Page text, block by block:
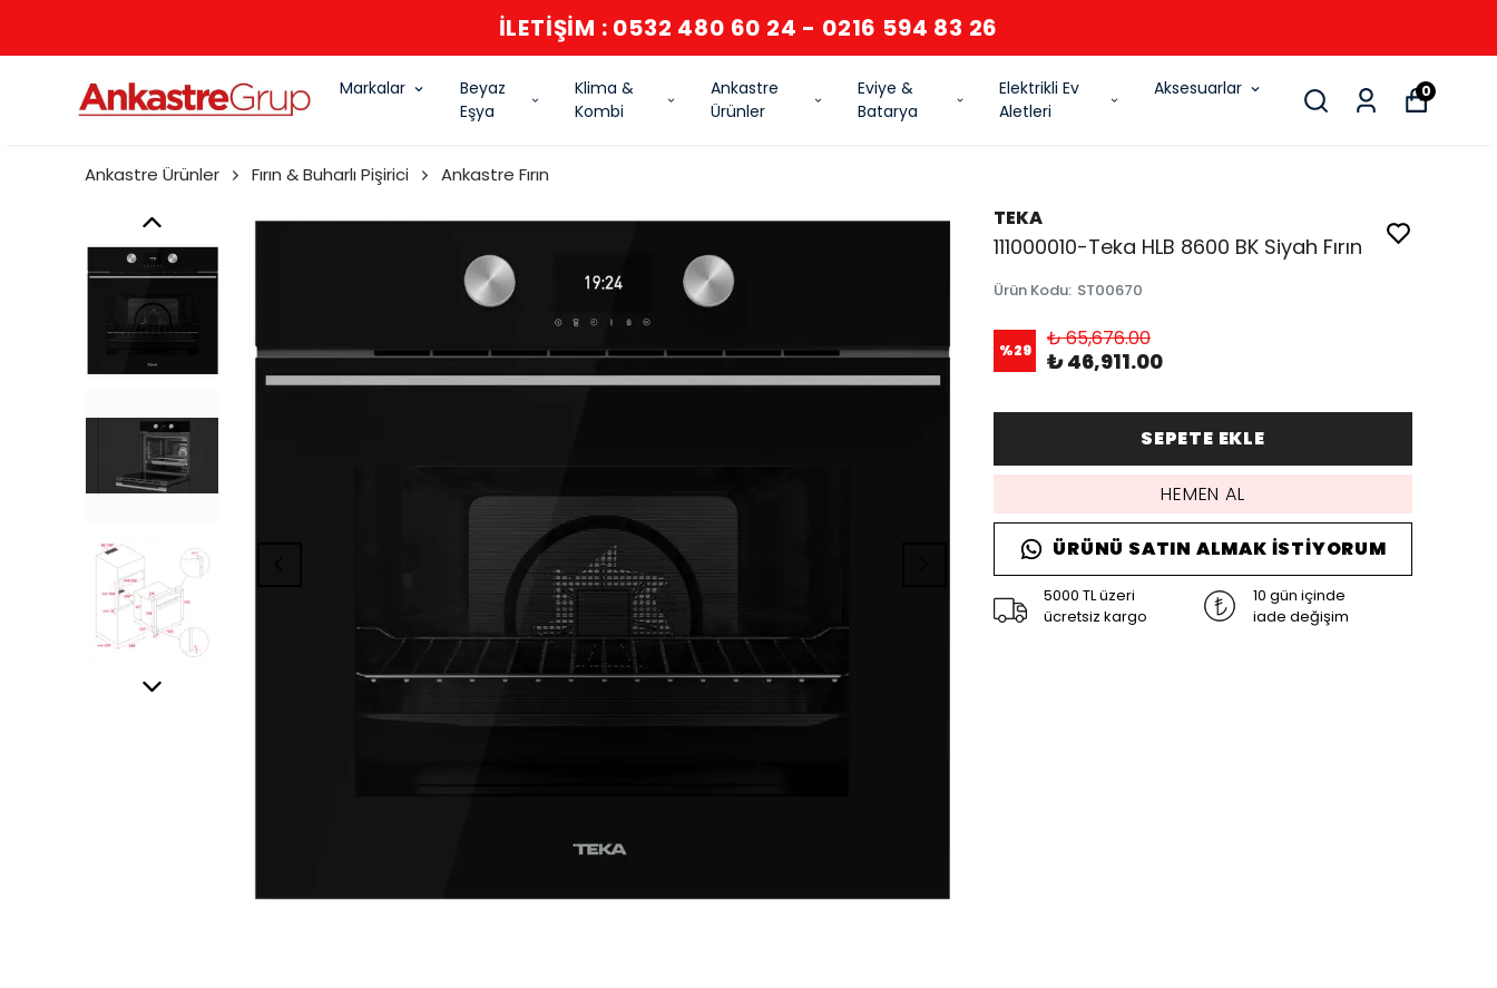
İLETİŞİM : 0532 480 60 24 - 0216 594 83 26
Markalar
Beyaz
Eşya
Klima &
Kombi
Ankastre
Ürünler
Eviye &
Batarya
Elektrikli Ev
Aletleri
Aksesuarlar 0
Ankastre Ürünler Fırın & Buharlı Pişirici Ankastre Fırın
TEKA
111000010-Teka HLB 8600 BK Siyah Fırın
Ürün Kodu: ST00670
%29 ₺ 65,676.00
₺ 46,911.00
SEPETE EKLE
HEMEN AL
ÜRÜNÜ SATIN ALMAK İSTIYORUM
5000 TL üzeri
ücretsiz kargo
10 gün içinde
iade değişim